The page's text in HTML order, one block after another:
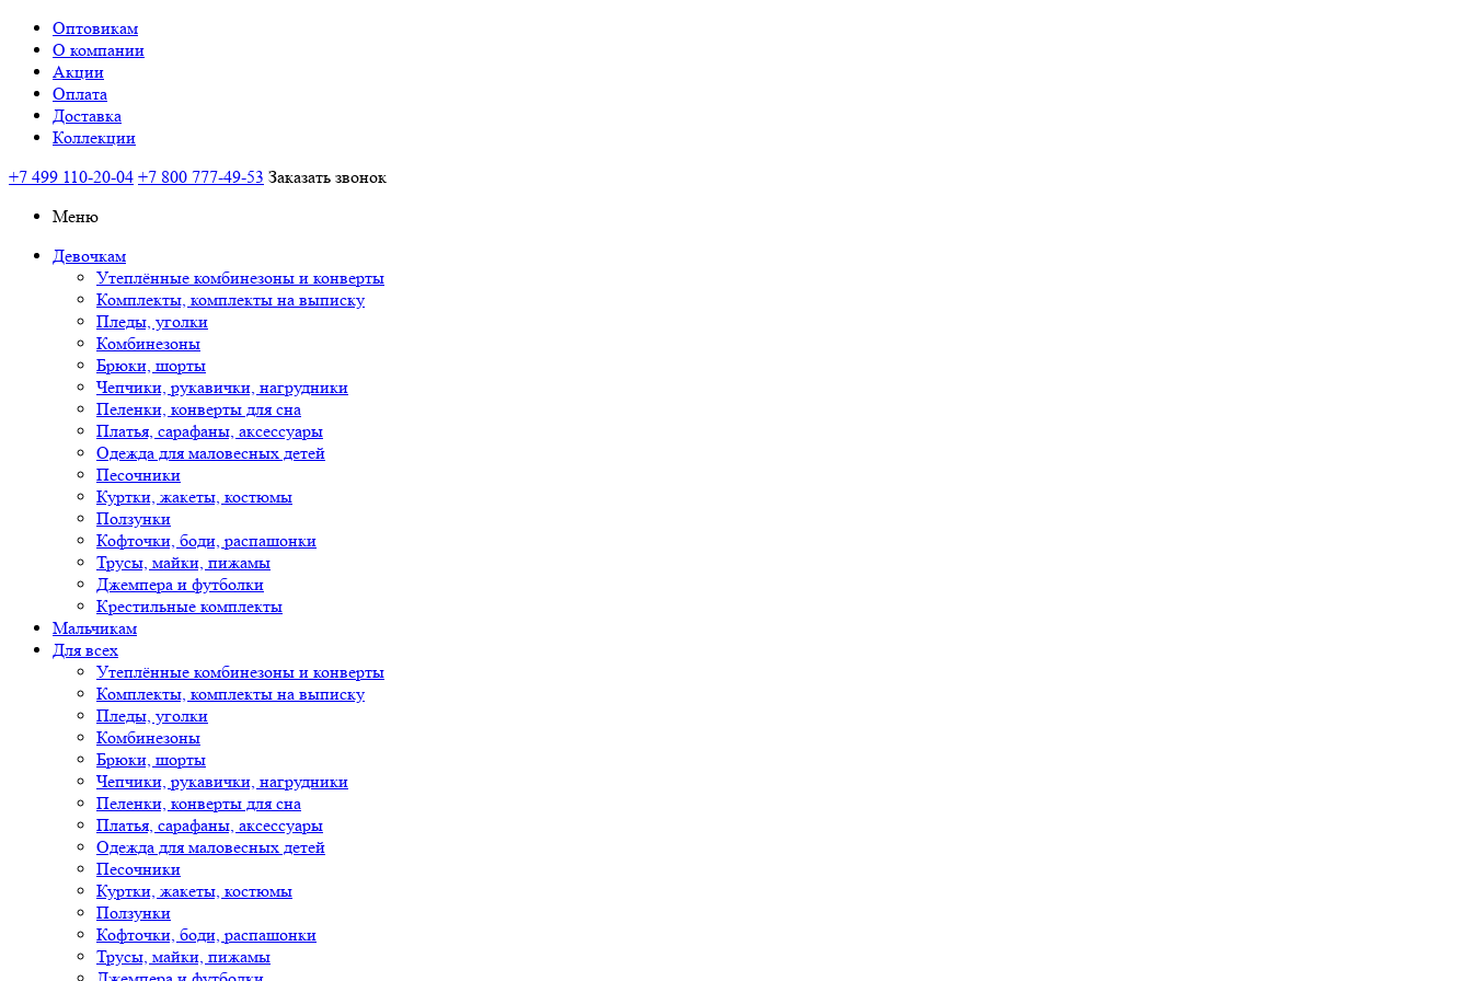
Оптовикам
О компании
Акции
Оплата
Доставка
Коллекции
+7 499 110-20-04 +7 800 777-49-53 Заказать звонок
Меню
Девочкам
Утеплённые комбинезоны и конверты
Комплекты, комплекты на выписку
Пледы, уголки
Комбинезоны
Брюки, шорты
Чепчики, рукавички, нагрудники
Пеленки, конверты для сна
Платья, сарафаны, аксессуары
Одежда для маловесных детей
Песочники
Куртки, жакеты, костюмы
Ползунки
Кофточки, боди, распашонки
Трусы, майки, пижамы
Джемпера и футболки
Крестильные комплекты
Мальчикам
Для всех
Утеплённые комбинезоны и конверты
Комплекты, комплекты на выписку
Пледы, уголки
Комбинезоны
Брюки, шорты
Чепчики, рукавички, нагрудники
Пеленки, конверты для сна
Платья, сарафаны, аксессуары
Одежда для маловесных детей
Песочники
Куртки, жакеты, костюмы
Ползунки
Кофточки, боди, распашонки
Трусы, майки, пижамы